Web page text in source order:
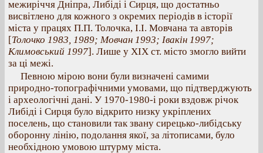
межиріччя Дніпра, Либіді і Сирця, що достатньо
висвітлено для кожного з окремих періодів в історії
міста у працях П.П. Толочка, І.І. Мовчана та авторів
[Толочко 1983, 1989; Мовчан 1993; Івакін 1997;
Климовський 1997]. Лише у XIX ст. місто змогло вийти
за ці межі.
Певною мірою вони були визначені самими
природно-топографічними умовами, що підтверджують
і археологічні дані. У 1970-1980-і роки вздовж річок
Либіді і Сирця було відкрито низку укріплених
поселень, що становили так звану сирецько-либідську
оборонну лінію, подолання якої, за літописами, було
необхідною умовою штурму міста.